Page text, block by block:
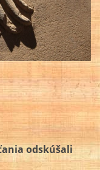
odskúšali